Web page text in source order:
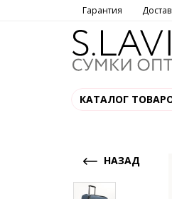
Гарантия
КАТАЛОГ
НАЗАД